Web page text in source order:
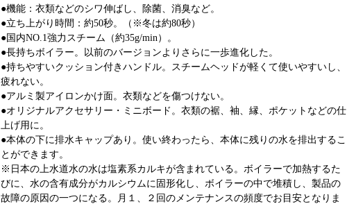
●機能：衣類などのシワ伸ばし、除菌、消臭など。
●立ち上がり時間：約50秒。（※冬は約80秒）
●国内NO.1強力スチーム（約35g/min）。
●長持ちボイラー。以前のバージョンよりさらに一歩進化した。
●持ちやすいクッション付きハンドル。スチームヘッドが軽くて使いやすいし、
疲れない。
●アルミ製アイロンかけ面。衣類などを傷つけない。
●オリジナルアクセサリー・ミニボード。衣類の裾、袖、縁、ポケットなどの仕
上げ用に。
●本体の下に排水キャップあり。使い終わったら、本体に残りの水を排出するこ
とができます。
※日本の上水道水の水は塩素系カルキが含まれている。ボイラーで加熱するた
びに、水の含有成分がカルシウムに固形化し、ボイラーの中で堆積し、製品の
故障の原因の一つになる。月１、２回のメンテナンスの頻度でお目安となりま